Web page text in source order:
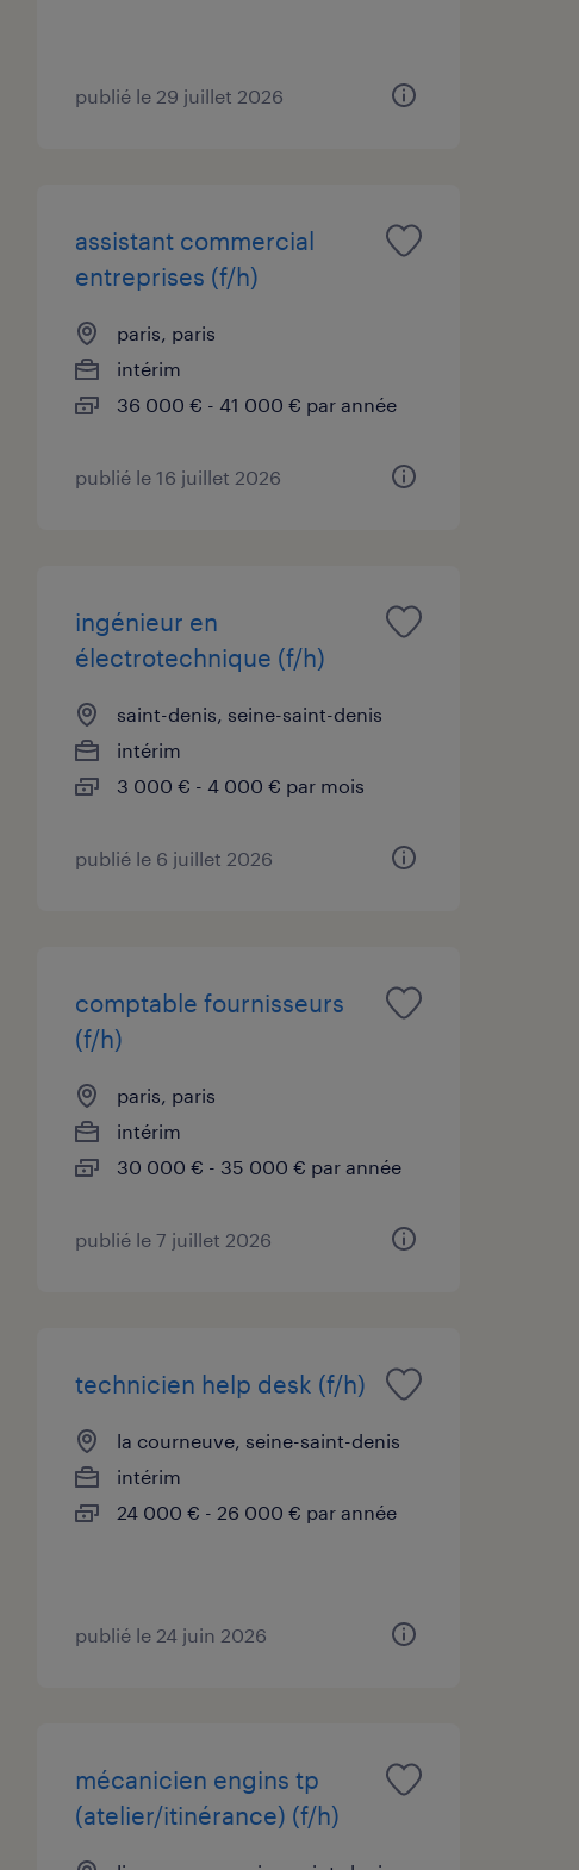
publié le 29 juillet 2026
assistant commercial
entreprises (f/h)
paris, paris
intérim
36 000 € - 41 000 € par année
publié le 16 juillet 2026
ingénieur en
électrotechnique (f/h)
saint-denis, seine-saint-denis
intérim
3 000 € - 4 000 € par mois
publié le 6 juillet 2026
comptable fournisseurs
(f/h)
paris, paris
intérim
30 000 € - 35 000 € par année
publié le 7 juillet 2026
technicien help desk (f/h)
la courneuve, seine-saint-denis
intérim
24 000 € - 26 000 € par année
publié le 24 juin 2026
mécanicien engins tp
(atelier/itinérance) (f/h)